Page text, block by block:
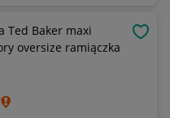
Ted Baker maxi
oversize ramiączka